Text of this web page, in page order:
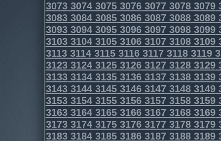
3073307430753076307730783079
3083308430853086308730883089
3093309430953096309730983099
3103310431053106310731083109
3113311431153116311731183119
3123312431253126312731283129
3133313431353136313731383139
3143314431453146314731483149
3153315431553156315731583159
3163316431653166316731683169
3173317431753176317731783179
3183318431853186318731883189